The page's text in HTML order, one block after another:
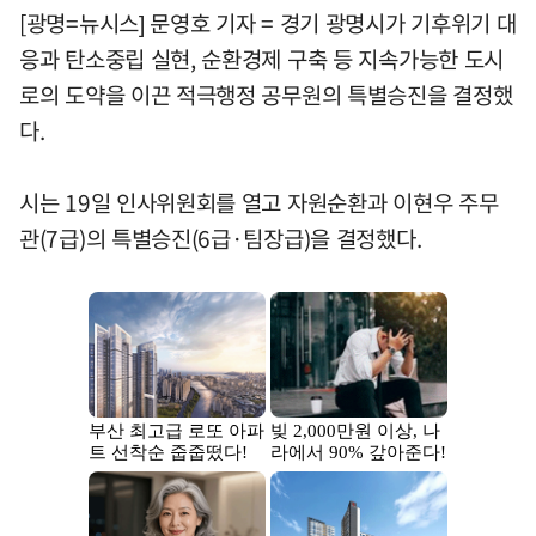
[광명=뉴시스] 문영호 기자 = 경기 광명시가 기후위기 대
응과 탄소중립 실현, 순환경제 구축 등 지속가능한 도시
로의 도약을 이끈 적극행정 공무원의 특별승진을 결정했
다.
시는 19일 인사위원회를 열고 자원순환과 이현우 주무
관(7급)의 특별승진(6급·팀장급)을 결정했다.